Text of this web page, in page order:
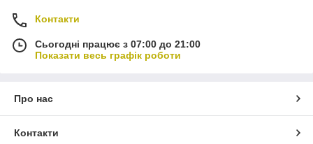
Контакти
Сьогодні працює з 07:00 до 21:00
Показати весь графік роботи
Про нас
Контакти